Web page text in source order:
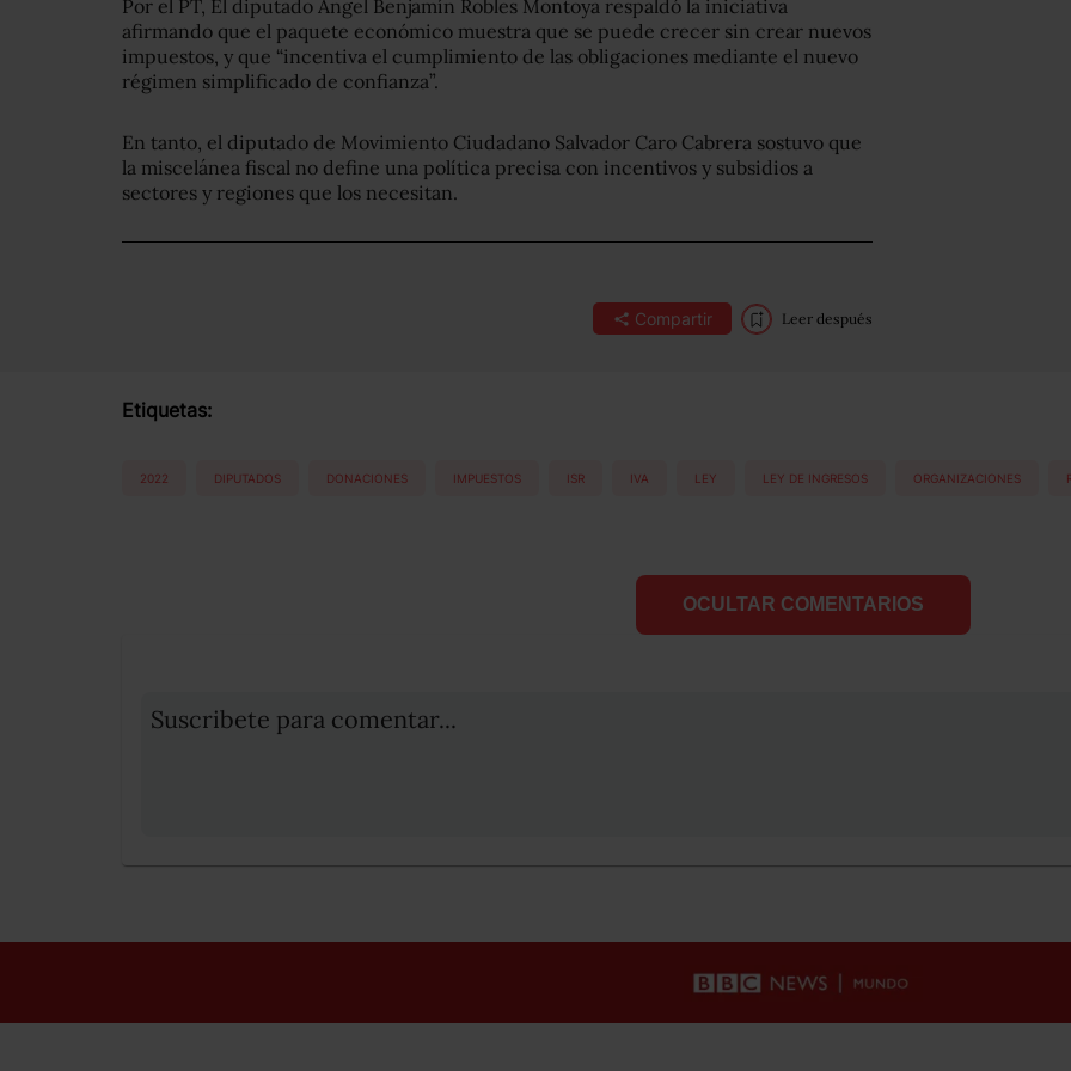
Por el PT, El diputado Ángel Benjamín Robles Montoya respaldó la iniciativa
afirmando que el paquete económico muestra que se puede crecer sin crear nuevos
impuestos, y que “incentiva el cumplimiento de las obligaciones mediante el nuevo
régimen simplificado de confianza”.
En tanto, el diputado de Movimiento Ciudadano Salvador Caro Cabrera sostuvo que
la miscelánea fiscal no define una política precisa con incentivos y subsidios a
sectores y regiones que los necesitan.
Compartir Leer después
Etiquetas:
2022 DIPUTADOS DONACIONES IMPUESTOS ISR IVA LEY LEY DE INGRESOS ORGANIZACIONES
OCULTAR COMENTARIOS
Suscribete para comentar...